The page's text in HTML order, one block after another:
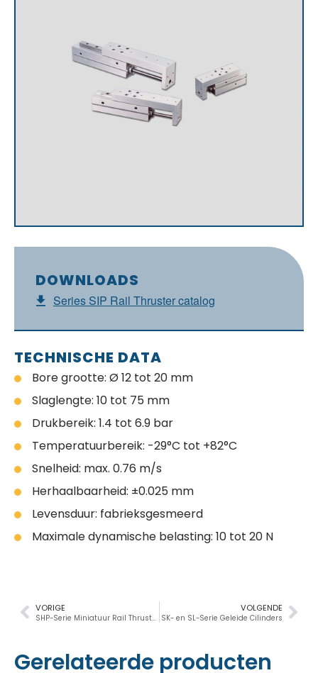
DOWNLOADS
Series SIP Rail Thruster catalog
TECHNISCHE DATA
Bore grootte: Ø 12 tot 20 mm
Slaglengte: 10 tot 75 mm
Drukbereik: 1.4 tot 6.9 bar
Temperatuurbereik: -29°C tot +82°C
Snelheid: max. 0.76 m/s
Herhaalbaarheid: ±0.025 mm
Levensduur: fabrieksgesmeerd
Maximale dynamische belasting: 10 tot 20 N
VOLGENDE
SK- en SL-Serie Geleide Cilinders
VORIGE
Gerelateerde producten